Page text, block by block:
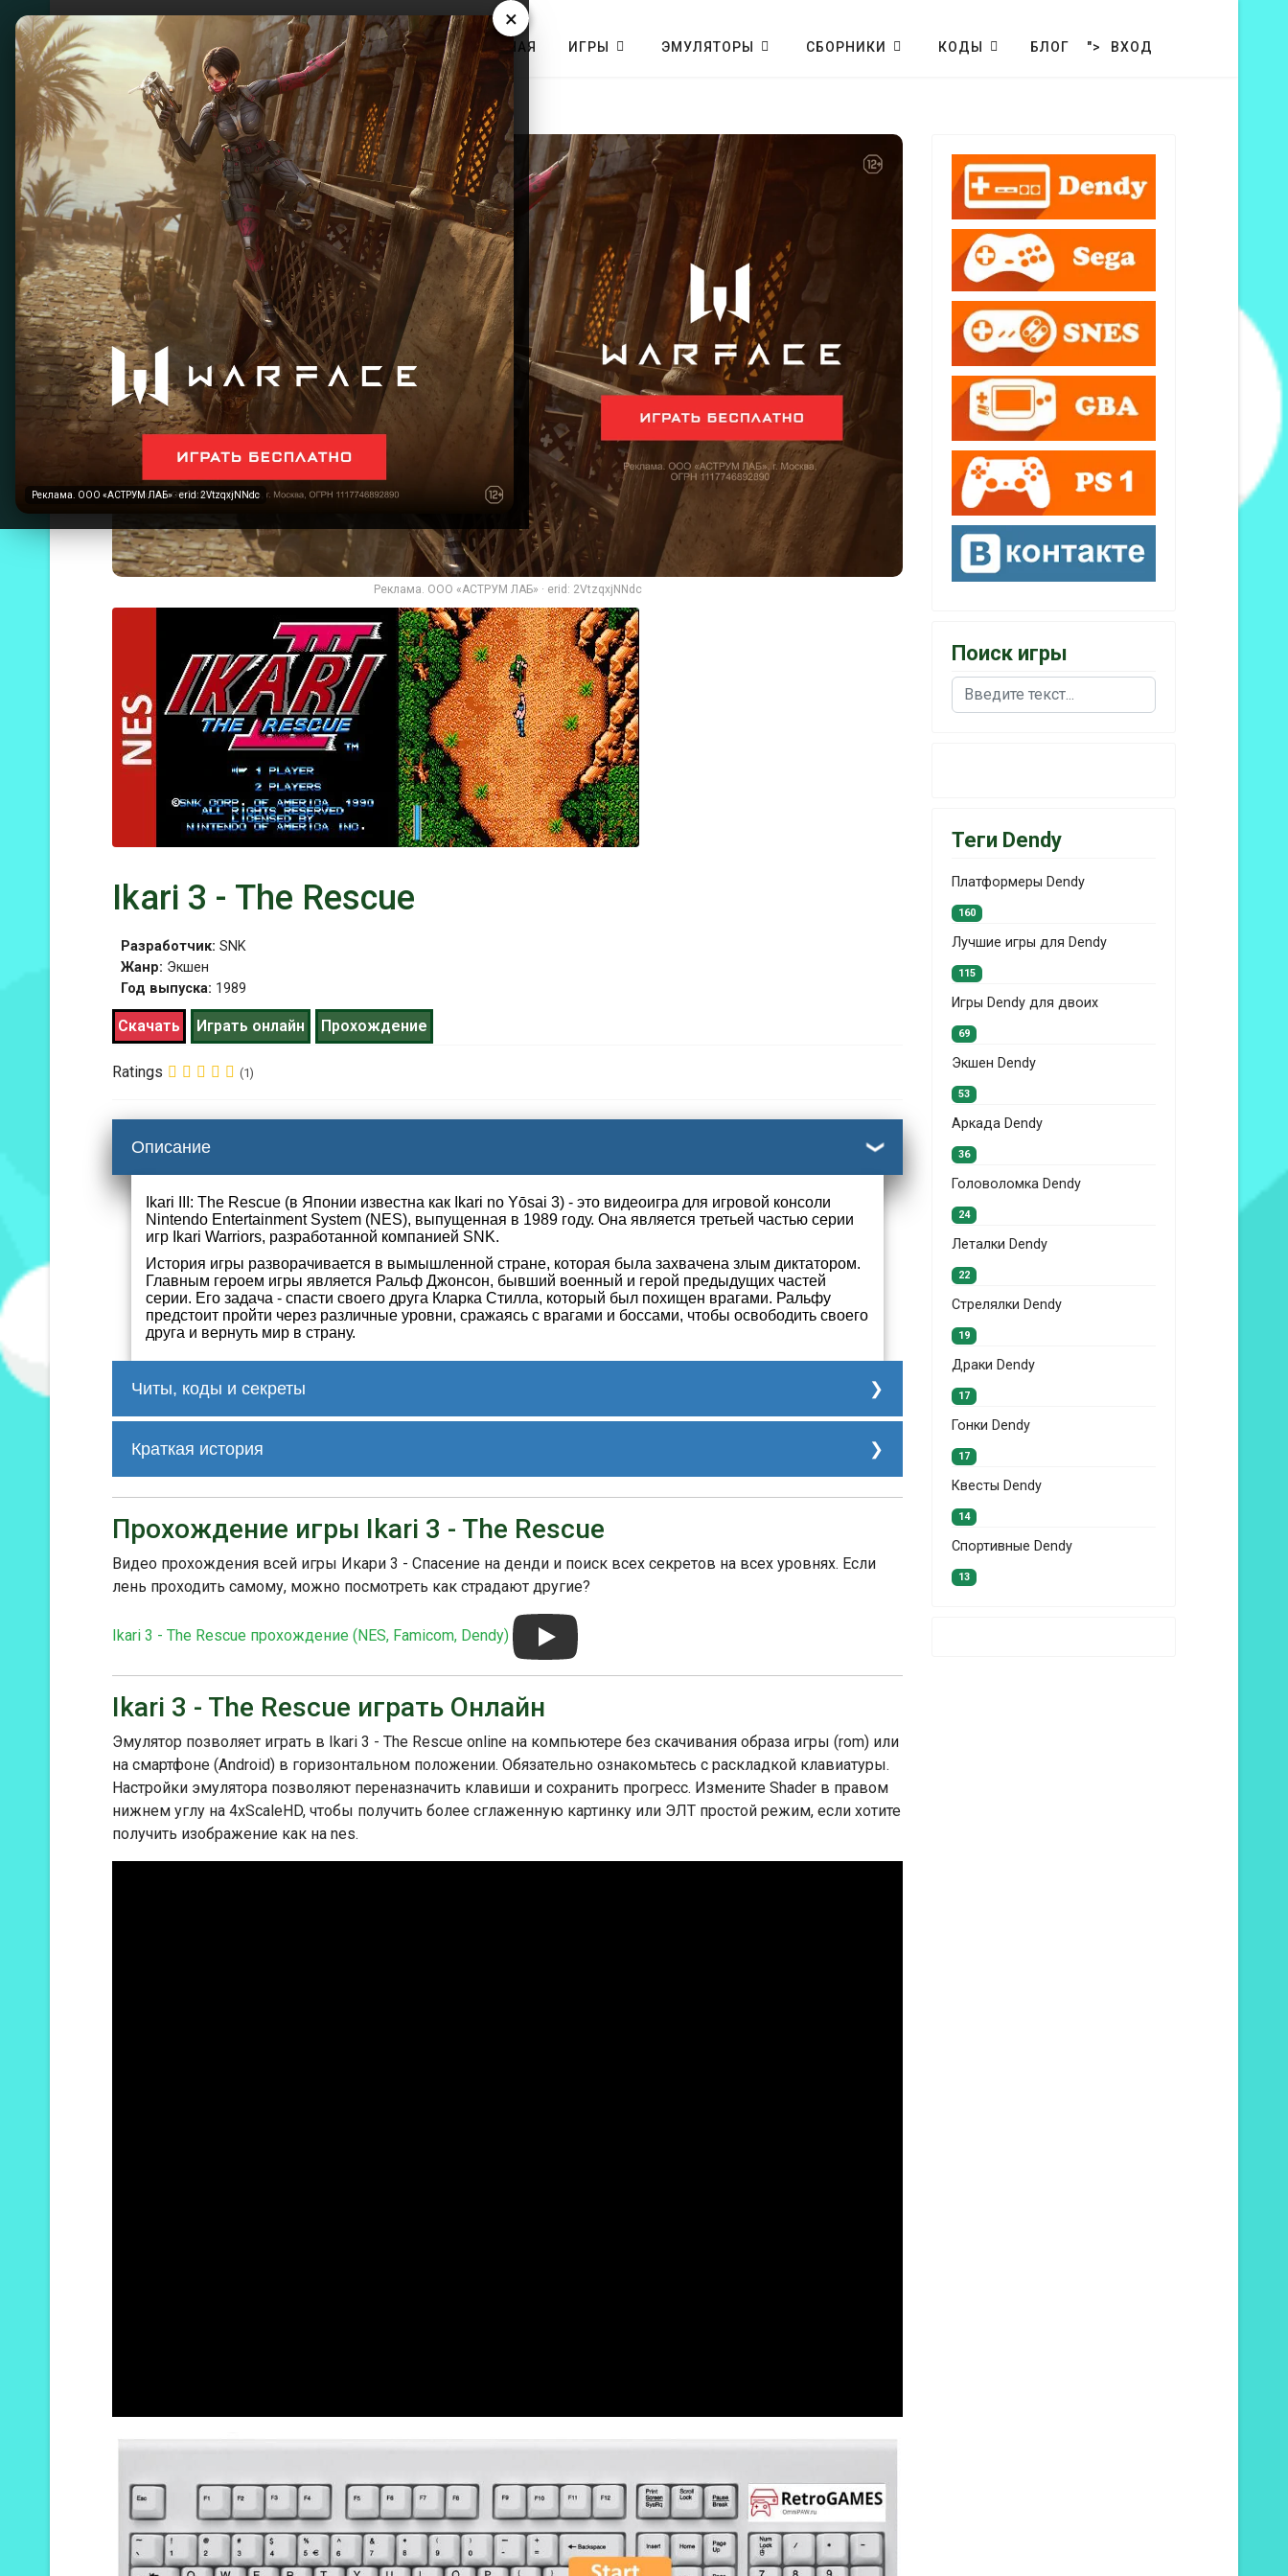
×
Реклама. ООО «АСТРУМ ЛАБ» · erid: 2VtzqxjNNdc
ГЛАВНАЯ ИГРЫ ЭМУЛЯТОРЫ СБОРНИКИ КОДЫ БЛОГ "> ВХОД
Реклама. ООО «АСТРУМ ЛАБ» · erid: 2VtzqxjNNdc
Ikari 3 - The Rescue
Разработчик: SNK
Жанр: Экшен
Год выпуска: 1989
Скачать Играть онлайн Прохождение
Ratings (1)
Описание
Ikari III: The Rescue (в Японии известна как Ikari no Yōsai 3) - это видеоигра для игровой консоли
Nintendo Entertainment System (NES), выпущенная в 1989 году. Она является третьей частью серии
игр Ikari Warriors, разработанной компанией SNK.
История игры разворачивается в вымышленной стране, которая была захвачена злым диктатором.
Главным героем игры является Ральф Джонсон, бывший военный и герой предыдущих частей
серии. Его задача - спасти своего друга Кларка Стилла, который был похищен врагами. Ральфу
предстоит пройти через различные уровни, сражаясь с врагами и боссами, чтобы освободить своего
друга и вернуть мир в страну.
Читы, коды и секреты
up, right, на своём джойстике. Теперь он может продолжить игру с ещё трёмя жизнями.
Срабатывает на любом уровне.
Краткая история
возможность игры в кооперативном режиме, где два игрока могут сражаться вместе.
геймплейную механику и атмосферу. Она стала одной из самых популярных игр на NES и
продолжила успех серии Ikari Warriors.
Прохождение игры Ikari 3 - The Rescue
Видео прохождения всей игры Икари 3 - Спасение на денди и поиск всех секретов на всех уровнях. Если
лень проходить самому, можно посмотреть как страдают другие?
Ikari 3 - The Rescue прохождение (NES, Famicom, Dendy)
Ikari 3 - The Rescue играть Онлайн
Эмулятор позволяет играть в Ikari 3 - The Rescue online на компьютере без скачивания образа игры (rom) или
на смартфоне (Android) в горизонтальном положении. Обязательно ознакомьтесь с раскладкой клавиатуры.
Настройки эмулятора позволяют переназначить клавиши и сохранить прогресс. Измените Shader в правом
нижнем углу на 4xScaleHD, чтобы получить более сглаженную картинку или ЭЛТ простой режим, если хотите
получить изображение как на nes.
Поиск игры
Поиск
Теги Dendy
Платформеры Dendy
160
Лучшие игры для Dendy
115
Игры Dendy для двоих
69
Экшен Dendy
53
Аркада Dendy
36
Головоломка Dendy
24
Леталки Dendy
22
Стрелялки Dendy
19
Драки Dendy
17
Гонки Dendy
17
Квесты Dendy
14
Спортивные Dendy
13